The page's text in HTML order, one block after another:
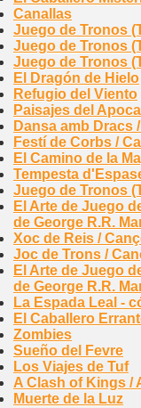
Canallas
Juego de Tronos
Juego de Tronos
Juego de Tronos
El Dragón de Hielo
Refugio del Viento
Paisajes del
Dansa amb Dracs
Festí de Corbs /
El Camino de la
Tempesta
Juego de Tronos
El Arte de Juego
de George R.R.
Xoc de Reis /
Joc de Trons /
El Arte de Juego
de George R.R.
La Espada Leal -
El Caballero
Zombies
Sueño del Fevre
Los Viajes de Tuf
A Clash of Kings /
Muerte de la Luz